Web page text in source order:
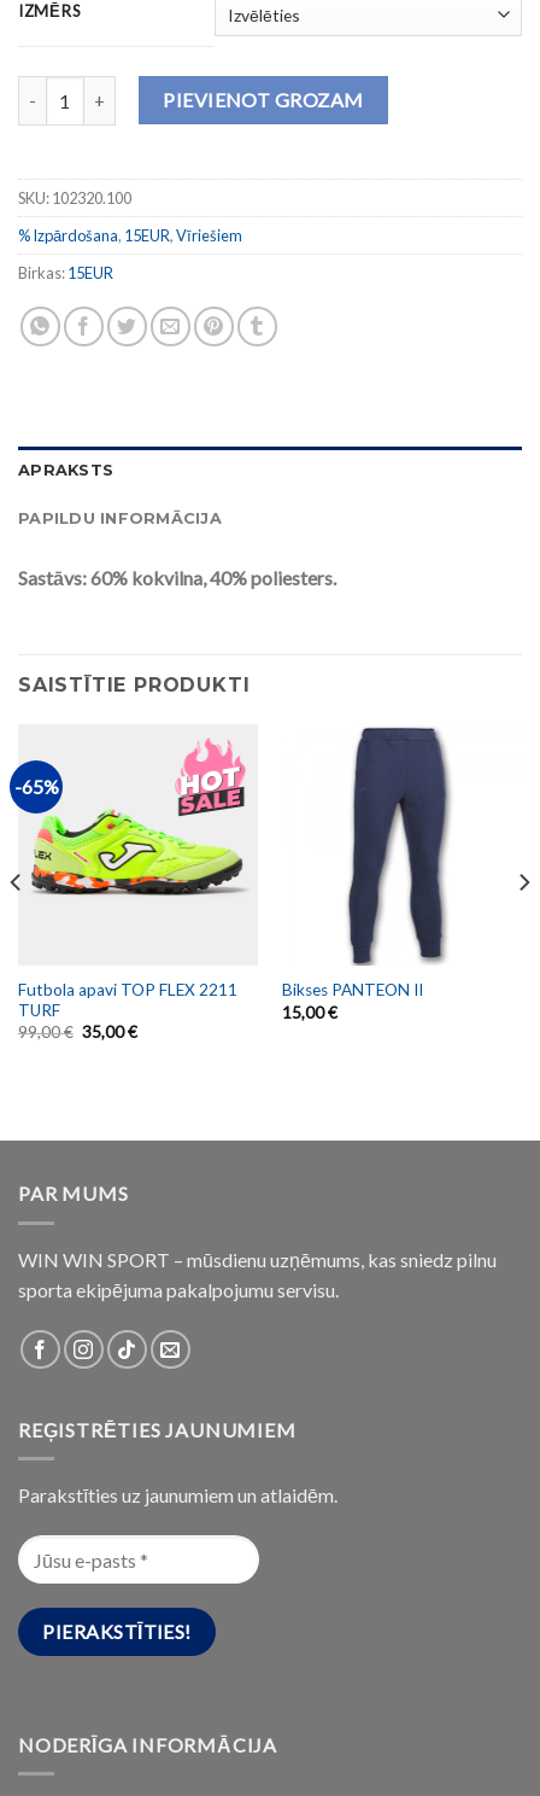
IZMĒRS
Vīriešu bikses MONTANA daudzums
PIEVIENOT GROZAM
SKU:102320.100
% Izpārdošana, 15EUR,Vīriešiem
Birkas:15EUR
APRAKSTS
PAPILDU INFORMĀCIJA
Sastāvs: 60% kokvilna, 40% poliesters.
SAISTĪTIE PRODUKTI
-65%
Futbola apavi TOP FLEX 2211
TURF
99,00€ 35,00€
Bikses PANTEON II
15,00€
PAR MUMS
WIN WIN SPORT – mūsdienu uzņēmums, kas sniedz pilnu
sporta ekipējuma pakalpojumu servisu.
REĢISTRĒTIES JAUNUMIEM
Parakstīties uz jaunumiem un atlaidēm.
NODERĪGA INFORMĀCIJA